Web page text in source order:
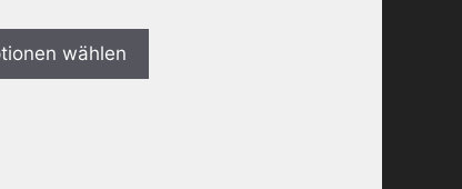
wählen